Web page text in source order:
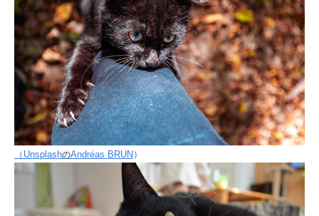
（UnsplashのAndréas BRUN ）